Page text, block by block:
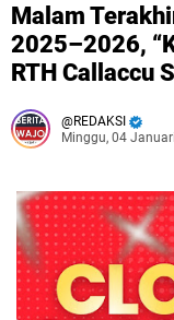
Malam
2025–2026,
RTH Callaccu
REDAKSI
Minggu, 04